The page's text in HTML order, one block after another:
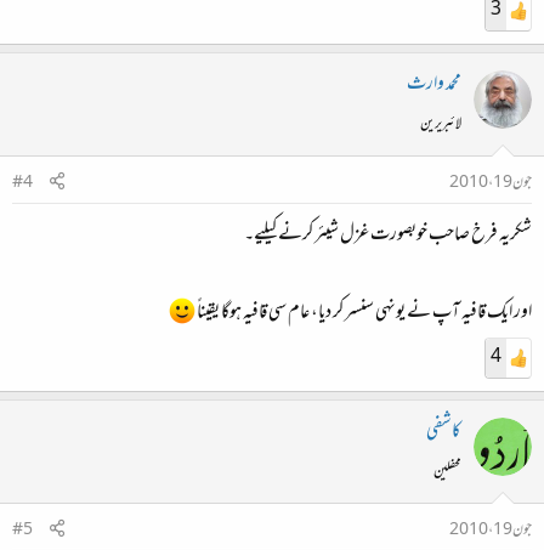
3
محمد وارث
لائبریرین
جون 19، 2010
#4
شکریہ فرخ صاحب خوبصورت غزل شیئر کرنے کیلیے۔
اور ایک قافیہ آپ نے یونہی سنسر کر دیا، عام سی قافیہ ہوگا یقیناً
4
کاشفی
محفلین
جون 19، 2010
#5